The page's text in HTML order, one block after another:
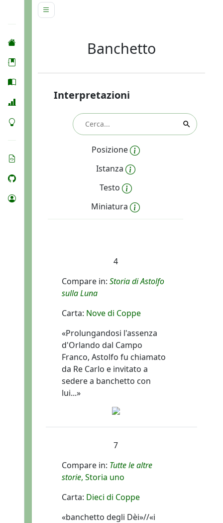
Banchetto
Interpretazioni
Posizione
Istanza
Testo
Miniatura
4
Compare in: Storia di Astolfo
sulla Luna
Carta: Nove di Coppe
«Prolungandosi l'assenza
d'Orlando dal Campo
Franco, Astolfo fu chiamato
da Re Carlo e invitato a
sedere a banchetto con
lui...»
7
Compare in: Tutte le altre
storie, Storia uno
Carta: Dieci di Coppe
«banchetto degli Dèi»//«i